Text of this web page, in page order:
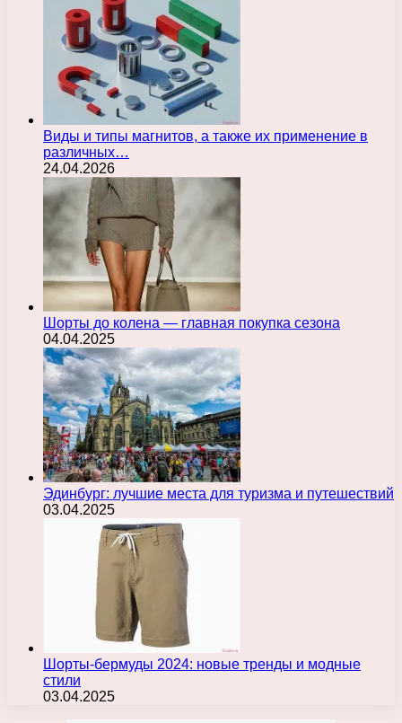
Виды и типы магнитов, а также их применение в
различных…
24.04.2026
Шорты до колена — главная покупка сезона
04.04.2025
Эдинбург: лучшие места для туризма и путешествий
03.04.2025
Шорты-бермуды 2024: новые тренды и модные
стили
03.04.2025